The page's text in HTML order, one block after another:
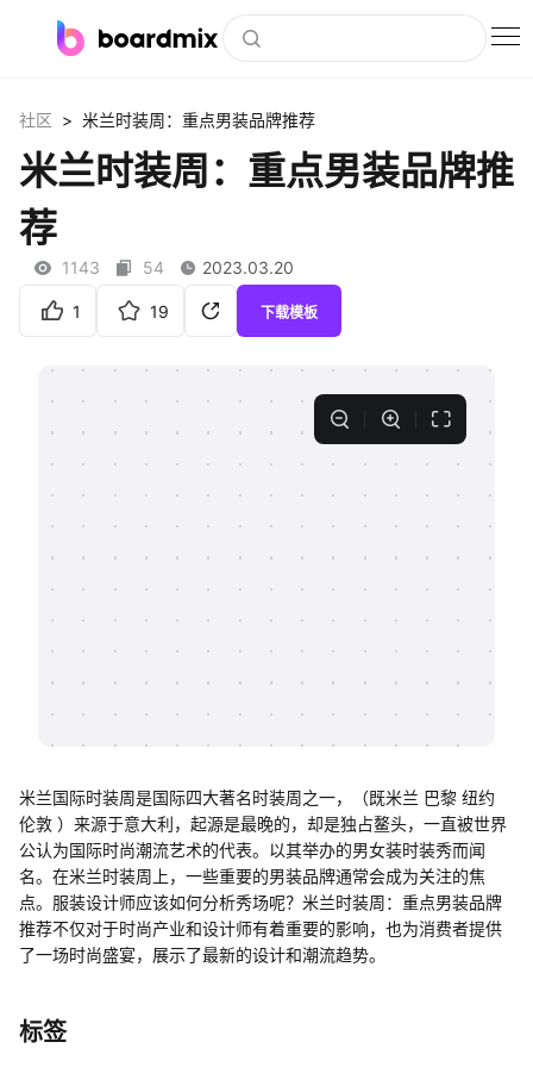
社区资源
企业服务
客户案例
知识分享社区
社区 > 米兰时装周：重点男装品牌推荐
米兰时装周：重点男装品牌推
荐
1143 54 2023.03.20
1 19 下载模板
米兰国际时装周是国际四大著名时装周之一，（既米兰 巴黎 纽约
伦敦 ）来源于意大利，起源是最晚的，却是独占鳌头，一直被世界
公认为国际时尚潮流艺术的代表。以其举办的男女装时装秀而闻
名。在米兰时装周上，一些重要的男装品牌通常会成为关注的焦
点。服装设计师应该如何分析秀场呢？米兰时装周：重点男装品牌
推荐不仅对于时尚产业和设计师有着重要的影响，也为消费者提供
了一场时尚盛宴，展示了最新的设计和潮流趋势。
标签